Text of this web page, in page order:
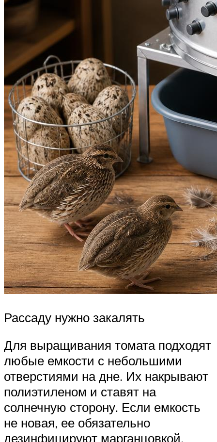
Рассаду нужно закалять
Для выращивания томата подходят
любые емкости с небольшими
отверстиями на дне. Их накрывают
полиэтиленом и ставят на
солнечную сторону. Если емкость
не новая, ее обязательно
дезинфицируют марганцовкой,